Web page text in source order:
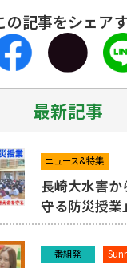
の記事をシェア
最新記事
ニュース&特集
長崎大水害
守る防災授業」
番組発